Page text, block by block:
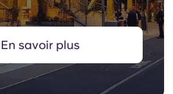
En savoir plus